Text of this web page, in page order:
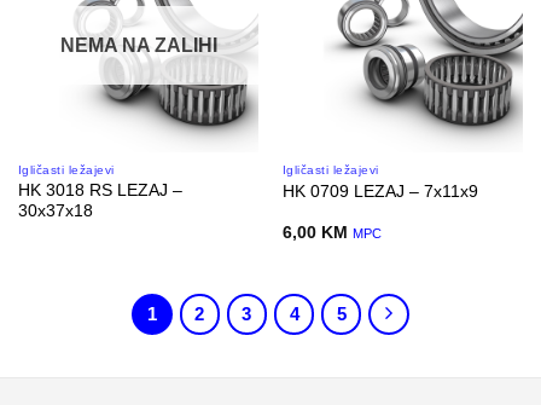
NEMA NA ZALIHI
Igličasti ležajevi
HK 3018 RS LEZAJ –
30x37x18
Igličasti ležajevi
HK 0709 LEZAJ – 7x11x9
6,00 KM MPC
1 2 3 4 5